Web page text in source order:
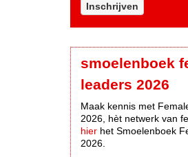
Inschrijven
smoelenboek
leaders 2026
Maak kennis met
2026, hèt netwerk van
hier het Smoelenboek
2026.